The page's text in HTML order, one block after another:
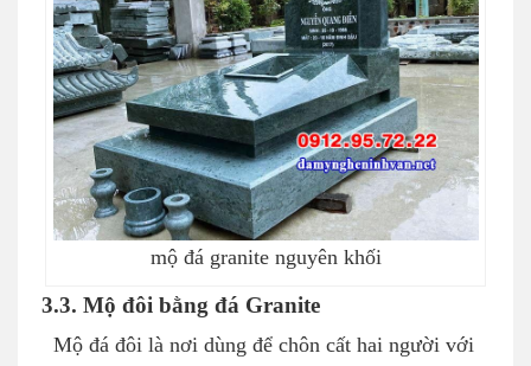
mộ đá granite nguyên khối
3.3. Mộ đôi bằng đá Granite
Mộ đá đôi là nơi dùng để chôn cất hai người với